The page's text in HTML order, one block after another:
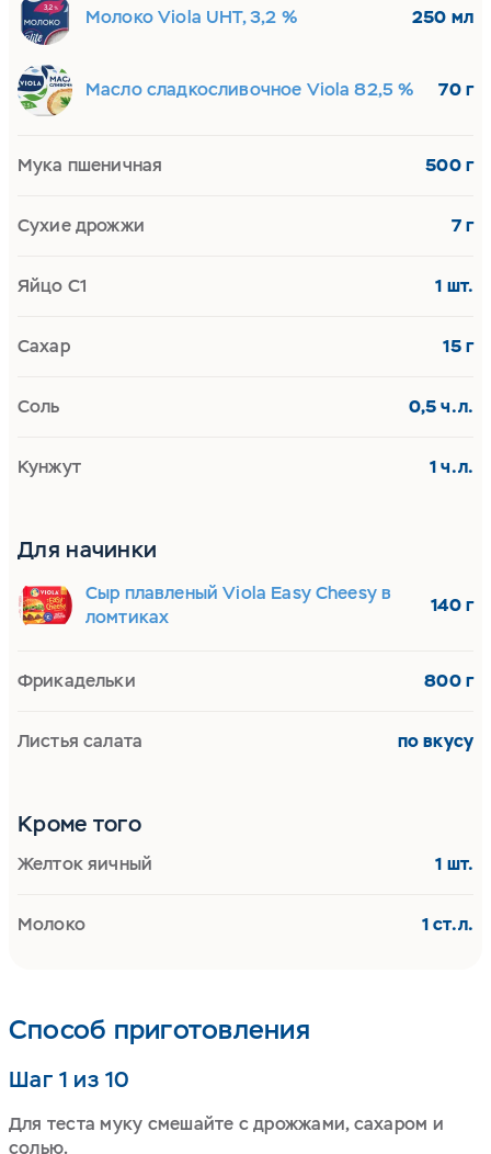
Способ приготовления
Шаг 1 из 10
Для теста муку смешайте с дрожжами, сахаром и
солью.
Молоко Viola UHT, 3,2 % 250 мл
Масло сладкосливочное Viola 82,5 % 70 г
Мука пшеничная 500 г
Сухие дрожжи 7 г
Яйцо С1 1 шт.
Сахар 15 г
Соль 0,5 ч.л.
Кунжут 1 ч.л.
Для начинки
Сыр плавленый Viola Easy Cheesy в
ломтиках
140 г
Фрикадельки 800 г
Листья салата по вкусу
Кроме того
Желток яичный 1 шт.
Молоко 1 ст.л.